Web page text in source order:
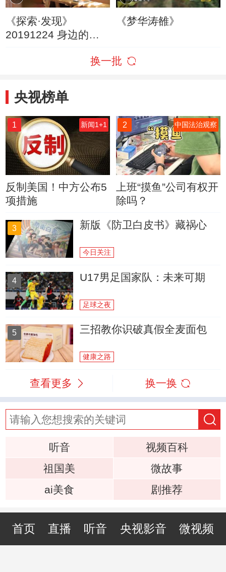
《探索·发现》
20191224 身边的巧
《梦华涛雒》
换一批
央视榜单
1 新闻1+1
反制美国！中方公布5
项措施
2 中国法治观察
上班“摸鱼”公司有权开
除吗？
3 新版《防卫白皮书》藏祸心
今日关注
4 U17男足国家队：未来可期
足球之夜
5 三招教你识破真假全麦面包
健康之路
查看更多 换一换
听音
视频百科
祖国美
微故事
ai美食
剧推荐
首页 直播 听音 央视影音 微视频